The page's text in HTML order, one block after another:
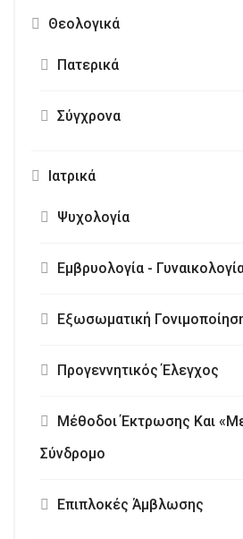
Θεολογικά
Πατερικά
Σύγχρονα
Ιατρικά
Ψυχολογία
Εμβρυολογία -
Εξωσωματική
Προγεννητικός Έλεγχος
Μέθοδοι Έκτρωσης Και
Σύνδρομο
Επιπλοκές Άμβλωσης